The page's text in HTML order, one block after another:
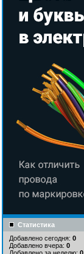
Статистика
Добавлено сегодня: 0
Добавлено вчера: 0